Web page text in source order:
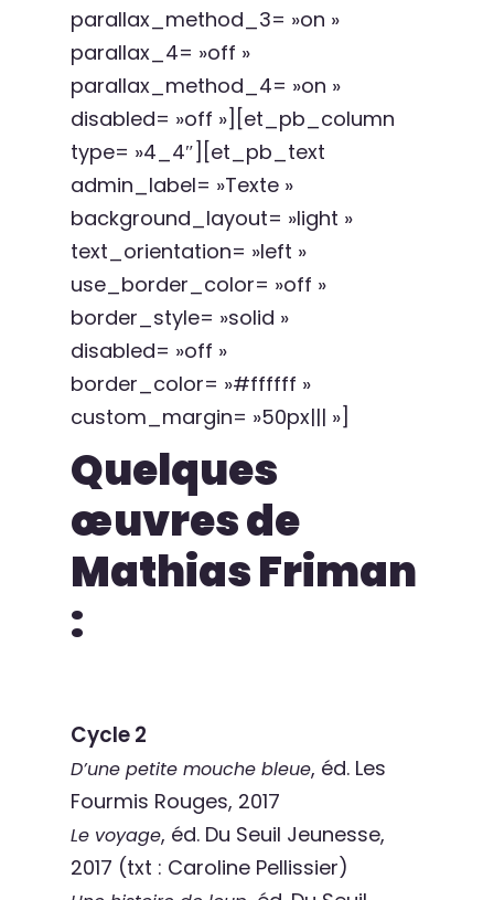
parallax_method_3= »on »
parallax_4= »off »
parallax_method_4= »on »
disabled= »off »][et_pb_column
type= »4_4″][et_pb_text
admin_label= »Texte »
background_layout= »light »
text_orientation= »left »
use_border_color= »off »
border_style= »solid »
disabled= »off »
border_color= »#ffffff »
custom_margin= »50px||| »]
Quelques
œuvres de
Mathias Friman
:
Cycle 2
D’une petite mouche bleue, éd. Les
Fourmis Rouges, 2017
Le voyage, éd. Du Seuil Jeunesse,
2017 (txt : Caroline Pellissier)